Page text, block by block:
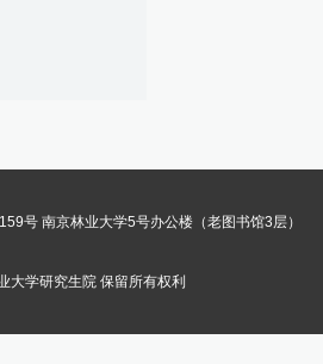
号 南京林业大学5号办公楼（老图书馆3层）
大学研究生院 保留所有权利